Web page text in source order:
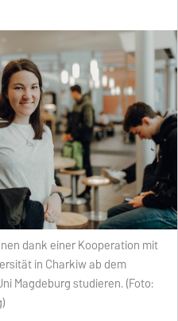
dank einer Kooperation mit
in Charkiw ab dem
Magdeburg studieren. (Foto: